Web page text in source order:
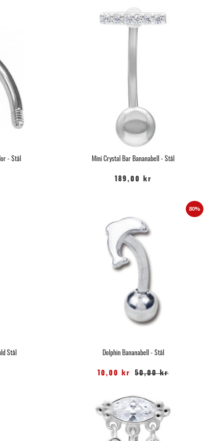
- Stål Mini Crystal Bar Bananabell - Stål
189,00 kr
Stål
80%
Dolphin Bananabell - Stål
10,00 kr 50,00 kr